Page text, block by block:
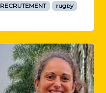
RECRUTEMENT
rugby